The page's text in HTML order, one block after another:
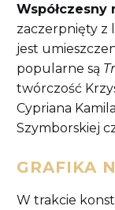
Współczesny
zaczerpnięty z
jest
popularne są
twórczość
Cypriana
Szymborskiej
GRAFIKA
W trakcie